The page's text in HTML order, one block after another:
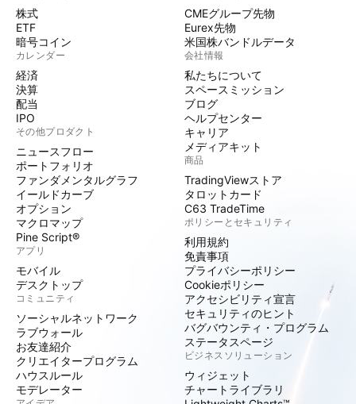
株式
ETF
暗号コイン
カレンダー
経済
決算
配当
IPO
その他プロダクト
ニュースフロー
ポートフォリオ
ファンダメンタルグラフ
イールドカーブ
オプション
マクロマップ
Pine Script®
アプリ
モバイル
デスクトップ
コミュニティ
ソーシャルネットワーク
ラブウォール
お友達紹介
クリエイタープログラム
ハウスルール
モデレーター
CMEグループ先物
Eurex先物
米国株バンドルデータ
会社情報
私たちについて
スペースミッション
ブログ
ヘルプセンター
キャリア
メディアキット
商品
TradingViewストア
タロットカード
C63 TradeTime
ポリシーとセキュリティ
利用規約
免責事項
プライバシーポリシー
Cookieポリシー
アクセシビリティ宣言
セキュリティのヒント
バグバウンティ・プログラム
ステータスページ
ビジネスソリューション
ウィジェット
チャートライブラリ